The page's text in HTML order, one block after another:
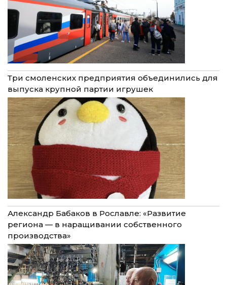
Три смоленских предприятия объединились для
выпуска крупной партии игрушек
Александр Бабаков в Рославле: «Развитие
региона — в наращивании собственного
производства»